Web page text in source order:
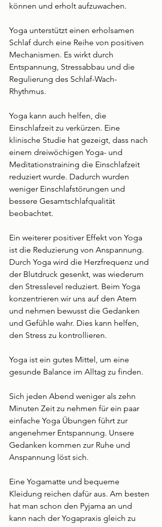
können und erholt aufzuwachen.
Yoga unterstützt einen erholsamen
Schlaf durch eine Reihe von positiven
Mechanismen. Es wirkt durch
Entspannung, Stressabbau und die
Regulierung des Schlaf-Wach-
Rhythmus.
Yoga kann auch helfen, die
Einschlafzeit zu verkürzen. Eine
klinische Studie hat gezeigt, dass nach
einem dreiwöchigen Yoga- und
Meditationstraining die Einschlafzeit
reduziert wurde. Dadurch wurden
weniger Einschlafstörungen und
bessere Gesamtschlafqualität
beobachtet.
Ein weiterer positiver Effekt von Yoga
ist die Reduzierung von Anspannung.
Durch Yoga wird die Herzfrequenz und
der Blutdruck gesenkt, was wiederum
den Stresslevel reduziert. Beim Yoga
konzentrieren wir uns auf den Atem
und nehmen bewusst die Gedanken
und Gefühle wahr. Dies kann helfen,
den Stress zu kontrollieren.
Yoga ist ein gutes Mittel, um eine
gesunde Balance im Alltag zu finden.
Sich jeden Abend weniger als zehn
Minuten Zeit zu nehmen für ein paar
einfache Yoga Übungen führt zur
angenehmer Entspannung. Unsere
Gedanken kommen zur Ruhe und
Anspannung löst sich.
Eine Yogamatte und bequeme
Kleidung reichen dafür aus. Am besten
hat man schon den Pyjama an und
kann nach der Yogapraxis gleich zu